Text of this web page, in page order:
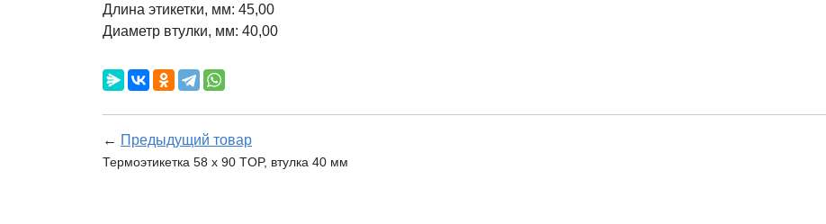
Длина этикетки, мм: 45,00
Диаметр втулки, мм: 40,00
← Предыдущий товар
Термоэтикетка 58 х 90 TOP, втулка 40 мм